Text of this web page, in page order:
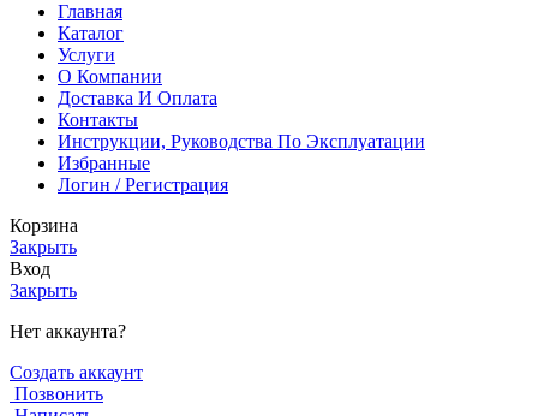
Главная
Каталог
Услуги
О Компании
Доставка И Оплата
Контакты
Инструкции, Руководства По Эксплуатации
Избранные
Логин / Регистрация
Корзина
Закрыть
Вход
Закрыть
Нет аккаунта?
Создать аккаунт
Позвонить